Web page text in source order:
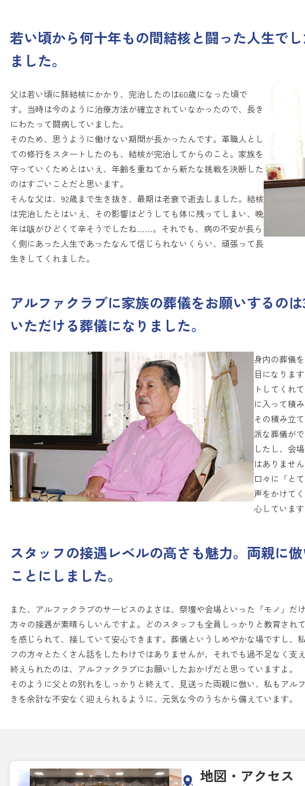
若い頃から何十年もの間結核と闘った人生で
ました。
父は若い頃に肺結核にかかり、完治したのは60歳になった頃で
す。当時は今のように治療方法が確立されていなかったので、長き
にわたって闘病していました。
そのため、思うように働けない期間が長かったんです。革職人とし
ての修行をスタートしたのも、結核が完治してからのこと。家族を
守っていくためとはいえ、年齢を重ねてから新たな挑戦を決断した
のはすごいことだと思います。
そんな父は、92歳まで生き抜き、最期は老衰で逝去しました。結核
は完治したとはいえ、その影響はどうしても体に残ってしまい、晩
年は咳がひどくて辛そうでしたね……。それでも、病の不安が長ら
く側にあった人生であったなんて信じられないくらい、頑張って長
生きしてくれました。
アルファクラブに家族の葬儀をお願いするの
いただける葬儀になりました。
身内の葬儀
目になりま
トしてくれ
に入って積
その積み立
派な葬儀が
したし、会
はありませ
口々に「と
声をかけて
心しています
スタッフの接遇レベルの高さも魅力。両親に
ことにしました。
また、アルファクラブのサービスのよさは、祭壇や会場といった「モノ」だ
方々の接遇が素晴らしいんですよ。どのスタッフも全員しっかりと教育され
を感じられて、接していて安心できます。葬儀というしめやかな場ですし、
フの方々とたくさん話をしたわけではありませんが、それでも過不足なく支
終えられたのは、アルファクラブにお願いしたおかげだと思っていますよ。
そのように父との別れをしっかりと終えて、見送った両親に倣い、私もアル
きを余計な不安なく迎えられるように、元気な今のうちから備えています。
地図・アクセス